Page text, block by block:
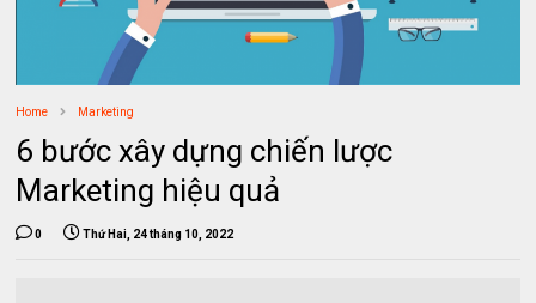
Home Marketing
6 bước xây dựng chiến lược
Marketing hiệu quả
0 Thứ Hai, 24 tháng 10, 2022